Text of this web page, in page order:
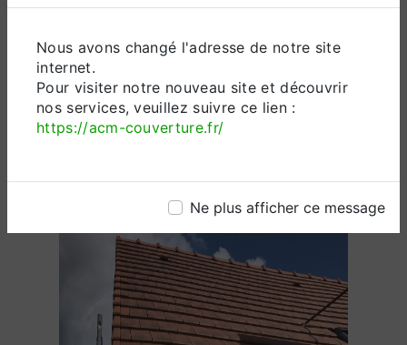
Nous avons changé l'adresse de notre site
internet.
Pour visiter notre nouveau site et découvrir
nos services, veuillez suivre ce lien :
https://acm-couverture.fr/
Ne plus afficher ce message
Contactez-nous